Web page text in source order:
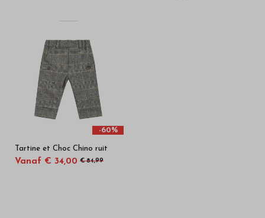
-60%
Tartine et Choc Chino ruit
Vanaf € 34,00 € 84,99